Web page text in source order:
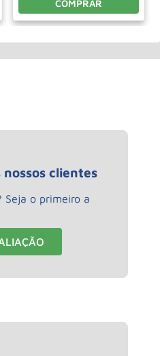
COMPRAR
clientes
Seja o primeiro a